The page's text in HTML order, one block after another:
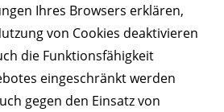
Ihres Browsers erklären,
von Cookies deaktivieren
die Funktionsfähigkeit
eingeschränkt werden
gegen den Einsatz von